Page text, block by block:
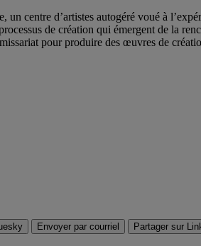
centre d’artistes autogéré voué à
de création qui émergent de la
pour produire des œuvres de
Envoyer par courriel Partager sur